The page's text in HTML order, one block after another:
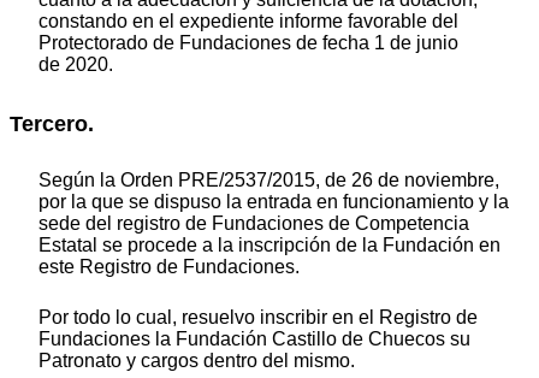
constando en el expediente informe favorable del
Protectorado de Fundaciones de fecha 1 de junio
de 2020.
Tercero.
Según la Orden PRE/2537/2015, de 26 de noviembre,
por la que se dispuso la entrada en funcionamiento y la
sede del registro de Fundaciones de Competencia
Estatal se procede a la inscripción de la Fundación en
este Registro de Fundaciones.
Por todo lo cual, resuelvo inscribir en el Registro de
Fundaciones la Fundación Castillo de Chuecos su
Patronato y cargos dentro del mismo.